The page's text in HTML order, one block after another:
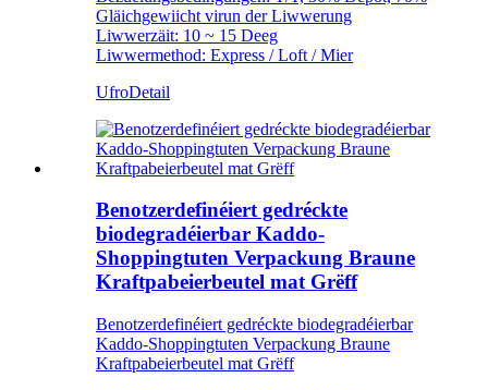
Gläichgewiicht virun der Liwwerung
Liwwerzäit: 10 ~ 15 Deeg
Liwwermethod: Express / Loft / Mier
UfroDetail
Benotzerdefinéiert gedréckte
biodegradéierbar Kaddo-
Shoppingtuten Verpackung Braune
Kraftpabeierbeutel mat Grëff
Benotzerdefinéiert gedréckte biodegradéierbar
Kaddo-Shoppingtuten Verpackung Braune
Kraftpabeierbeutel mat Grëff